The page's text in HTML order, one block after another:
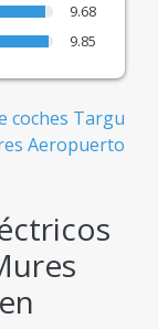
9.68
9.85
coches Targu
Aeropuerto